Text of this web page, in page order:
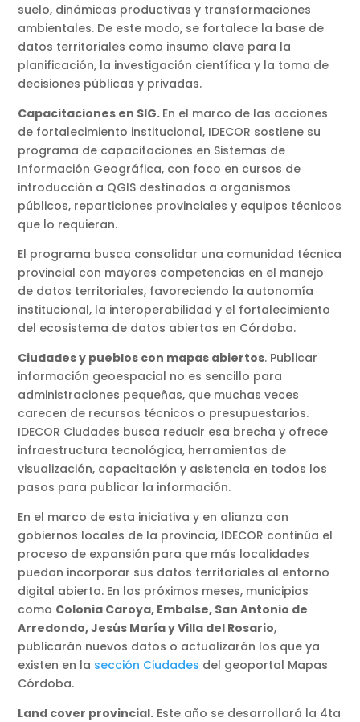
suelo, dinámicas productivas y transformaciones
ambientales. De este modo, se fortalece la base de
datos territoriales como insumo clave para la
planificación, la investigación científica y la toma de
decisiones públicas y privadas.
Capacitaciones en SIG. En el marco de las acciones
de fortalecimiento institucional, IDECOR sostiene su
programa de capacitaciones en Sistemas de
Información Geográfica, con foco en cursos de
introducción a QGIS destinados a organismos
públicos, reparticiones provinciales y equipos técnicos
que lo requieran.
El programa busca consolidar una comunidad técnica
provincial con mayores competencias en el manejo
de datos territoriales, favoreciendo la autonomía
institucional, la interoperabilidad y el fortalecimiento
del ecosistema de datos abiertos en Córdoba.
Ciudades y pueblos con mapas abiertos. Publicar
información geoespacial no es sencillo para
administraciones pequeñas, que muchas veces
carecen de recursos técnicos o presupuestarios.
IDECOR Ciudades busca reducir esa brecha y ofrece
infraestructura tecnológica, herramientas de
visualización, capacitación y asistencia en todos los
pasos para publicar la información.
En el marco de esta iniciativa y en alianza con
gobiernos locales de la provincia, IDECOR continúa el
proceso de expansión para que más localidades
puedan incorporar sus datos territoriales al entorno
digital abierto. En los próximos meses, municipios
como Colonia Caroya, Embalse, San Antonio de
Arredondo, Jesús María y Villa del Rosario,
publicarán nuevos datos o actualizarán los que ya
existen en la sección Ciudades del geoportal Mapas
Córdoba.
Land cover provincial. Este año se desarrollará la 4ta